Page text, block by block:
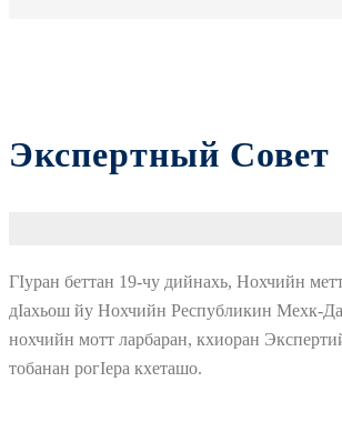
Экспертный Совет
ГIуран беттан 19-чу дийнахь, Нохчийн
дIахьош йу Нохчийн Республикин Мехк-
нохчийн мотт ларбаран, кхиоран
тобанан рогIера кхеташо.